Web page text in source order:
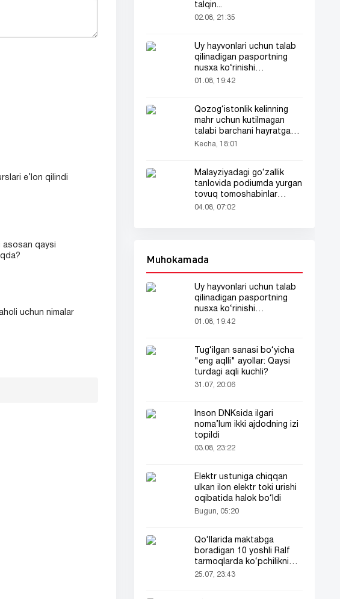
e’lon qilindi
asosan qaysi
uchun nimalar
talqin...
02.08, 21:35
Uy hayvonlari uchun talab
qilinadigan pasportning
nusxa ko‘rinishi
tarmoqlarda tarqaldi
01.08, 19:42
Qozog‘istonlik kelinning
mahr uchun kutilmagan
talabi barchani hayratga
soldi
Kecha, 18:01
Malayziyadagi go‘zallik
tanlovida podiumda yurgan
tovuq tomoshabinlar
e’tiborini tortdi
04.08, 07:02
Muhokamada
Uy hayvonlari uchun talab
qilinadigan pasportning
nusxa ko‘rinishi
tarmoqlarda tarqaldi
01.08, 19:42
Tug‘ilgan sanasi bo‘yicha
"eng aqlli" ayollar: Qaysi
turdagi aqli kuchli?
31.07, 20:06
Inson DNKsida ilgari
noma’lum ikki ajdodning izi
topildi
03.08, 23:22
Elektr ustuniga chiqqan
ulkan ilon elektr toki urishi
oqibatida halok bo‘ldi
Bugun, 05:20
Qo‘llarida maktabga
boradigan 10 yoshli Ralf
tarmoqlarda ko‘pchilikni
ta’sirlantirdi
25.07, 23:43